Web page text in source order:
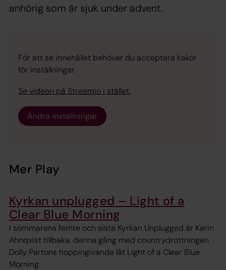
anhörig som är sjuk under advent.
För att se innehållet behöver du acceptera kakor
för inställningar.
Se videon på Streamio i stället.
Ändra inställningar
Mer Play
Kyrkan unplugged – Light of a
Clear Blue Morning
I sommarens femte och sista Kyrkan Unplugged är Karin
Ahnqvist tillbaka, denna gång med countrydrottningen
Dolly Partons hoppingivande låt Light of a Clear Blue
Morning.